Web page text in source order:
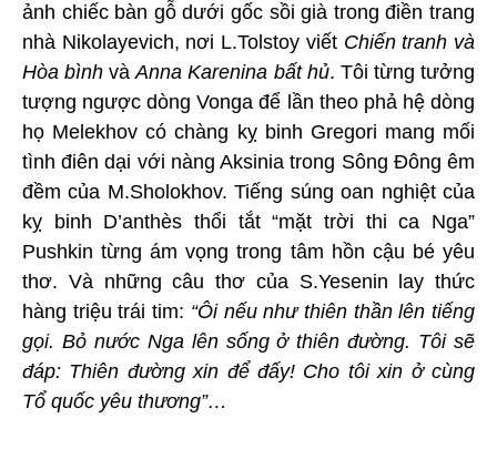
ảnh chiếc bàn gỗ dưới gốc sồi già trong điền trang
nhà Nikolayevich, nơi L.Tolstoy viết Chiến tranh và
Hòa bình vàAnna Karenina bất hủ. Tôi từng tưởng
tượng ngược dòng Vonga để lần theo phả hệ dòng
họ Melekhov có chàng kỵ binh Gregori mang mối
tình điên dại với nàng Aksinia trong Sông Đông êm
đềm của M.Sholokhov. Tiếng súng oan nghiệt của
kỵ binh D’anthès thổi tắt “mặt trời thi ca Nga”
Pushkin từng ám vọng trong tâm hồn cậu bé yêu
thơ. Và những câu thơ của S.Yesenin lay thức
hàng triệu trái tim: “Ôi nếu như thiên thần lên tiếng
gọi. Bỏ nước Nga lên sống ở thiên đường. Tôi sẽ
đáp: Thiên đường xin để đấy! Cho tôi xin ở cùng
Tổ quốc yêu thương”…